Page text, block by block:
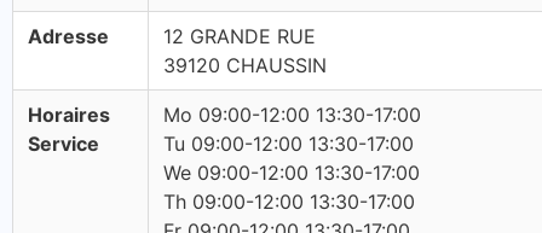
Adresse
12 GRANDE RUE
39120 CHAUSSIN
Horaires
Service
Mo 09:00-12:00 13:30-17:00
Tu 09:00-12:00 13:30-17:00
We 09:00-12:00 13:30-17:00
Th 09:00-12:00 13:30-17:00